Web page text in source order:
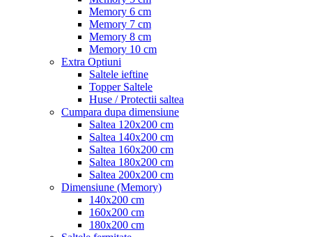
Memory 6 cm
Memory 7 cm
Memory 8 cm
Memory 10 cm
Extra Optiuni
Saltele ieftine
Topper Saltele
Huse / Protectii saltea
Cumpara dupa dimensiune
Saltea 120x200 cm
Saltea 140x200 cm
Saltea 160x200 cm
Saltea 180x200 cm
Saltea 200x200 cm
Dimensiune (Memory)
140x200 cm
160x200 cm
180x200 cm